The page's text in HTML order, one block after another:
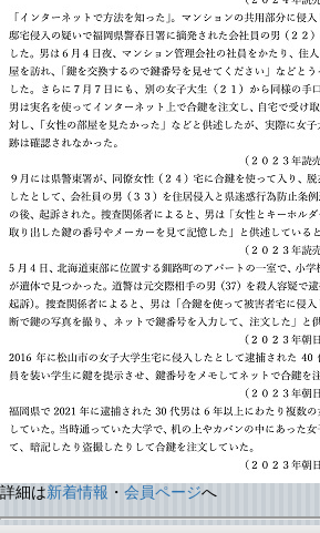
詳細は新着情報 ・ 会員ページへ